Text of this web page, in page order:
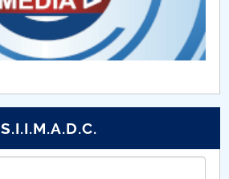
S.I.I.M.A.D.C.